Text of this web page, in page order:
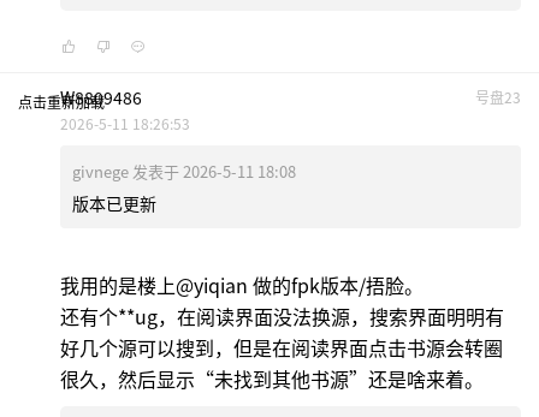
点击重新加载 号盘23
W8809486
2026-5-11 18:26:53
givnege 发表于 2026-5-11 18:08
版本已更新
我用的是楼上@yiqian 做的fpk版本/捂脸。
还有个**ug，在阅读界面没法换源，搜索界面明明有
好几个源可以搜到，但是在阅读界面点击书源会转圈
很久，然后显示“未找到其他书源”还是啥来着。